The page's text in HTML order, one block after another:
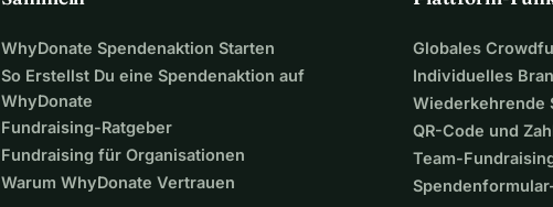
WhyDonate Spendenaktion Starten
So Erstellst Du eine Spendenaktion auf
WhyDonate
Fundraising-Ratgeber
Fundraising für Organisationen
Warum WhyDonate Vertrauen
Globales
Individuelles
Wiederkehrende
QR-Code und
Team-